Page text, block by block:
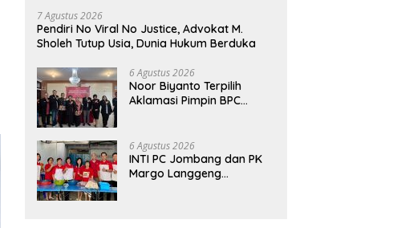
7 Agustus 2026
Pendiri No Viral No Justice, Advokat M.
Sholeh Tutup Usia, Dunia Hukum Berduka
6 Agustus 2026
Noor Biyanto Terpilih
Aklamasi Pimpin BPC
Layanan Hukum
6 Agustus 2026
INTI PC Jombang dan PK
Margo Langgeng